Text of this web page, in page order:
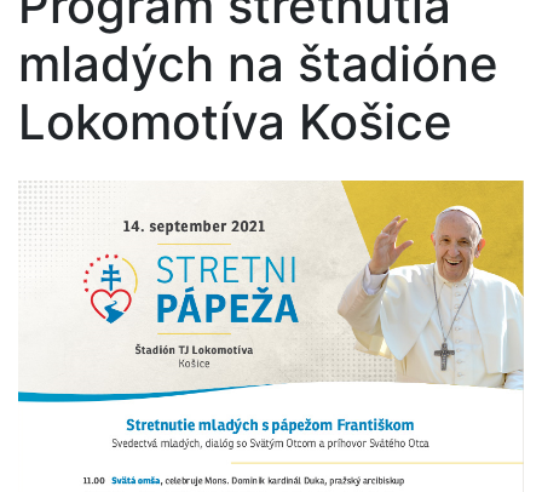
mladých na štadióne
Lokomotíva Košice